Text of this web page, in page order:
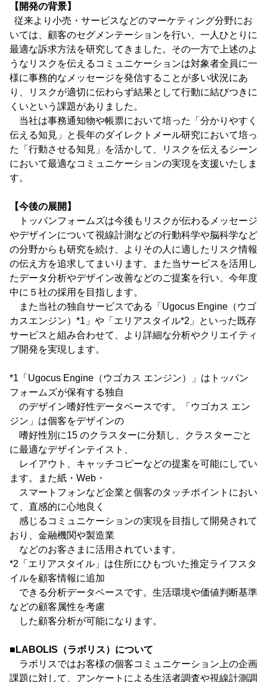
【開発の背景】
従来より小売・サービスなどのマーケティング分野にお
いては、顧客のセグメンテーションを行い、一人ひとりに
最適な訴求方法を研究してきました。その一方で上述のよ
うなリスクを伝えるコミュニケーションは対象者全員に一
様に事務的なメッセージを発信することが多い状況にあ
り、リスクが適切に伝わらず結果として行動に結びつきに
くいという課題がありました。
当社は事務通知物や帳票において培った「分かりやすく
伝える知見」と長年のダイレクトメール研究において培っ
た「行動させる知見」を活かして、リスクを伝えるシーン
において最適なコミュニケーションの実現を支援いたしま
す。
【今後の展開】
トッパンフォームズは今後もリスクが伝わるメッセージ
やデザインについて視線計測などの行動科学や脳科学など
の分野からも研究を続け、よりその人に適したリスク情報
の伝え方を追求してまいります。また当サービスを活用し
たデータ分析やデザイン改善などのご提案を行い、今年度
中に５社の採用を目指します。
また当社の独自サービスである「Ugocus Engine（ウゴ
カスエンジン）*1」や「エリアスタイル*2」といった既存
サービスと組み合わせて、より詳細な分析やクリエイティ
ブ開発を実現します。
*1「Ugocus Engine（ウゴカス エンジン）」はトッパン
フォームズが保有する独自
のデザイン嗜好性データベースです。「ウゴカス エン
ジン」は個客をデザインの
嗜好性別に15 のクラスターに分類し、クラスターごと
に最適なデザインテイスト、
レイアウト、キャッチコピーなどの提案を可能にしてい
ます。また紙・Web・
スマートフォンなど企業と個客のタッチポイントにおい
て、直感的に心地良く
感じるコミュニケーションの実現を目指して開発されて
おり、金融機関や製造業
などのお客さまに活用されています。
*2「エリアスタイル」は住所にひもづいた推定ライフスタ
イルを顧客情報に追加
できる分析データベースです。生活環境や価値判断基準
などの顧客属性を考慮
した顧客分析が可能になります。
■LABOLIS（ラボリス）について
ラボリスではお客様の個客コミュニケーション上の企画
課題に対して、アンケートによる生活者調査や視線計測調